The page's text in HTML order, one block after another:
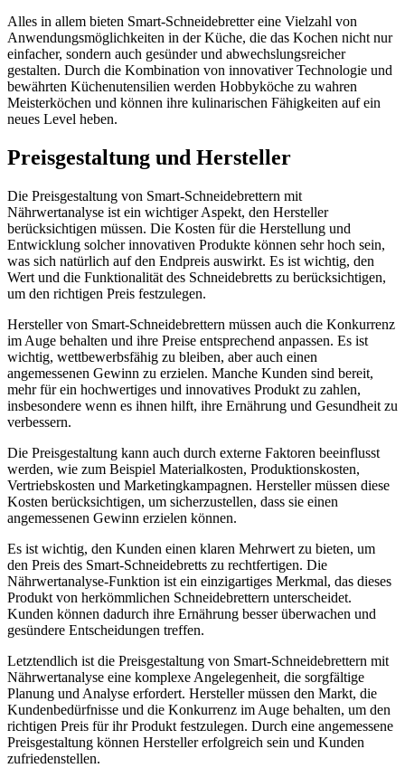
Alles in allem bieten Smart-Schneidebretter eine Vielzahl von
Anwendungsmöglichkeiten in der Küche, die das Kochen nicht nur
einfacher, sondern auch gesünder und abwechslungsreicher
gestalten. Durch die Kombination von innovativer Technologie und
bewährten Küchenutensilien werden Hobbyköche zu wahren
Meisterköchen und können ihre kulinarischen Fähigkeiten auf ein
neues Level heben.
Preisgestaltung und Hersteller
Die Preisgestaltung von Smart-Schneidebrettern mit
Nährwertanalyse ist ein wichtiger Aspekt, den Hersteller
berücksichtigen müssen. Die Kosten für die Herstellung und
Entwicklung solcher innovativen Produkte können sehr hoch sein,
was sich natürlich auf den Endpreis auswirkt. Es ist wichtig, den
Wert und die Funktionalität des Schneidebretts zu berücksichtigen,
um den richtigen Preis festzulegen.
Hersteller von Smart-Schneidebrettern müssen auch die Konkurrenz
im Auge behalten und ihre Preise entsprechend anpassen. Es ist
wichtig, wettbewerbsfähig zu bleiben, aber auch einen
angemessenen Gewinn zu erzielen. Manche Kunden sind bereit,
mehr für ein hochwertiges und innovatives Produkt zu zahlen,
insbesondere wenn es ihnen hilft, ihre Ernährung und Gesundheit zu
verbessern.
Die Preisgestaltung kann auch durch externe Faktoren beeinflusst
werden, wie zum Beispiel Materialkosten, Produktionskosten,
Vertriebskosten und Marketingkampagnen. Hersteller müssen diese
Kosten berücksichtigen, um sicherzustellen, dass sie einen
angemessenen Gewinn erzielen können.
Es ist wichtig, den Kunden einen klaren Mehrwert zu bieten, um
den Preis des Smart-Schneidebretts zu rechtfertigen. Die
Nährwertanalyse-Funktion ist ein einzigartiges Merkmal, das dieses
Produkt von herkömmlichen Schneidebrettern unterscheidet.
Kunden können dadurch ihre Ernährung besser überwachen und
gesündere Entscheidungen treffen.
Letztendlich ist die Preisgestaltung von Smart-Schneidebrettern mit
Nährwertanalyse eine komplexe Angelegenheit, die sorgfältige
Planung und Analyse erfordert. Hersteller müssen den Markt, die
Kundenbedürfnisse und die Konkurrenz im Auge behalten, um den
richtigen Preis für ihr Produkt festzulegen. Durch eine angemessene
Preisgestaltung können Hersteller erfolgreich sein und Kunden
zufriedenstellen.